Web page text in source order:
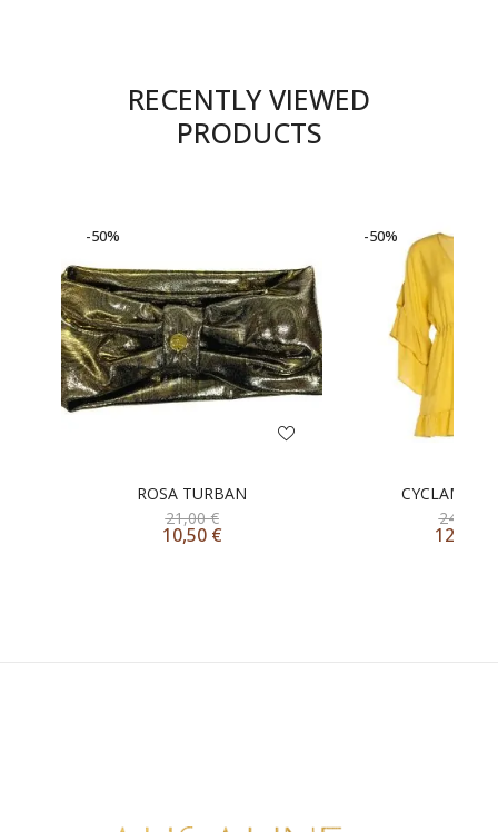
RECENTLY VIEWED
PRODUCTS
-50%
ROSA TURBAN
21,00€
10,50 €
-50%
CYCLAMEN
240,00
120,00